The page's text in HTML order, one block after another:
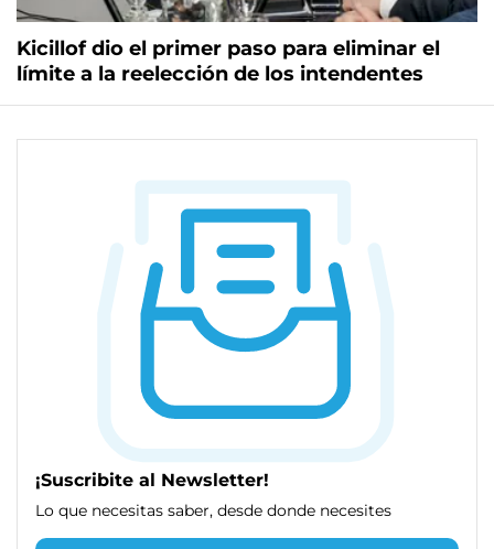
Kicillof dio el primer paso para eliminar el
límite a la reelección de los intendentes
¡Suscribite al Newsletter!
Lo que necesitas saber, desde donde necesites